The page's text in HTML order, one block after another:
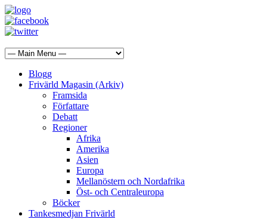
Blogg
Frivärld Magasin (Arkiv)
Framsida
Författare
Debatt
Regioner
Afrika
Amerika
Asien
Europa
Mellanöstern och Nordafrika
Öst- och Centraleuropa
Böcker
Tankesmedjan Frivärld